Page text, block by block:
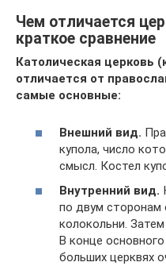
Чем отличается
краткое сравнение
Католическая церковь
отличается от
самые основные:
Внешний вид.
купола, число
смысл. Костел
Внутренний вид.
по двум сторонам
колокольни.
В конце
больших церквях